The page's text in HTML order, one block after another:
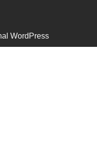
WordPress